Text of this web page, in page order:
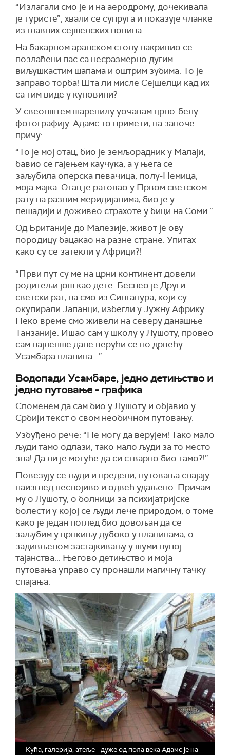
“Излагали смо је и на аеродрому, дочекивала
је туристе”, хвали се супруга и показује чланке
из главних сејшелских новина.
На бакарном арапском столу накривио се
позлаћени пас са несразмерно дугим
виљушкастим шапама и оштрим зубима. То је
заправо торба! Шта ли мисле Сејшелци кад их
са тим виде у куповини?
У свеопштем шаренилу уочавам црно-белу
фотографију. Адамс то примети, па започе
причу:
“То је мој отац, био је земљорадник у Малаји,
бавио се гајењем каучука, а у њега се
заљубила оперска певачица, полу-Немица,
моја мајка. Отац је ратовао у Првом светском
рату на разним меридијанима, био је у
пешадији и доживео страхоте у бици на Соми.”
Од Британије до Малезије, живот је ову
породицу бацакао на разне стране. Упитах
како су се затекли у Африци?!
“Први пут су ме на црни континент довели
родитељи још као дете. Беснео је Други
светски рат, па смо из Сингапура, који су
окупирали Јапанци, избегли у Јужну Африку.
Неко време смо живели на северу данашње
Танзаније. Ишао сам у школу у Лушоту, провео
сам најлепше дане верући се по дрвећу
Усамбара планина...”
Водопади Усамбаре, једно детињство и
једно путовање - графика
Споменем да сам био у Лушоту и објавио у
Србији текст о свом необичном путовању.
Узбуђено рече: “Не могу да верујем! Тако мало
људи тамо одлази, тако мало људи за то место
зна! Да ли је могуће да си стварно био тамо?!”
Повезују се људи и предели, путовања спајају
наизглед неспојиво и одвећ удаљено. Причам
му о Лушоту, о болници за психијатријске
болести у којој се људи лече природом, о томе
како је један поглед био довољан да се
заљубим у црнкињу дубоко у планинама, о
задивљеном застајкивању у шуми пуној
тајанства... Његово детињство и моја
путовања управо су пронашли магичну тачку
спајања.
Кућа, галерија, атеље - дуже од пола века Адамс је на